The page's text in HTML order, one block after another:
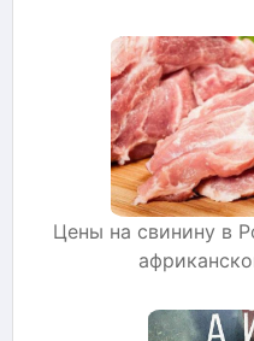
Цены на свинину в